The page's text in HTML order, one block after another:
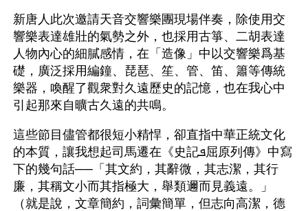
新唐人此次邀請天音交響樂團現場伴奏，除使用交
響樂表達雄壯的氣勢之外，也採用古箏、二胡表達
人物內心的細膩感情，在「造像」中以交響樂爲基
礎，廣泛採用編鐘、琵琶、笙、管、笛、簫等傳統
樂器，喚醒了觀衆對久遠歷史的記憶，也在我心中
引起那來自曠古久遠的共鳴。
這些節目儘管都很短小精悍，卻直指中華正統文化
的本質，讓我想起司馬遷在《史記ܦ屈原列傳》中寫
下的幾句話──「其文約，其辭微，其志潔，其行
廉，其稱文小而其指極大，舉類邇而見義遠。」
（就是說，文章簡約，詞彙簡單，但志向高潔，德